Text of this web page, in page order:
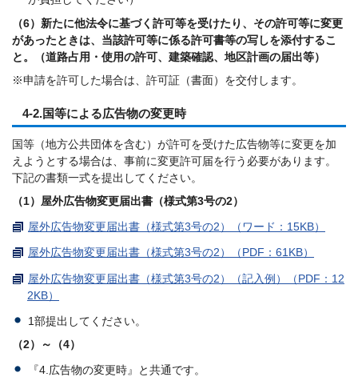
（6）新たに他法令に基づく許可等を受けたり、その許可等に変更
があったときは、当該許可等に係る許可書等の写しを添付するこ
と。（道路占用・使用の許可、建築確認、地区計画の届出等）
※申請を許可した場合は、許可証（書面）を交付します。
4-2.国等による広告物の変更時
国等（地方公共団体を含む）が許可を受けた広告物等に変更を加
えようとする場合は、事前に変更許可届を行う必要があります。
下記の書類一式を提出してください。
（1）屋外広告物変更届出書（様式第3号の2）
屋外広告物変更届出書（様式第3号の2）（ワード：15KB）
屋外広告物変更届出書（様式第3号の2）（PDF：61KB）
屋外広告物変更届出書（様式第3号の2）（記入例）（PDF：12
2KB）
1部提出してください。
（2）～（4）
『4.広告物の変更時』と共通です。